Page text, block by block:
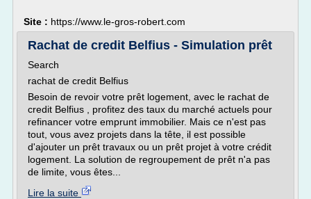
Site : https://www.le-gros-robert.com
Rachat de credit Belfius - Simulation prêt
Search
rachat de credit Belfius
Besoin de revoir votre prêt logement, avec le rachat de
credit Belfius , profitez des taux du marché actuels pour
refinancer votre emprunt immobilier. Mais ce n'est pas
tout, vous avez projets dans la tête, il est possible
d'ajouter un prêt travaux ou un prêt projet à votre crédit
logement. La solution de regroupement de prêt n'a pas
de limite, vous êtes...
Lire la suite